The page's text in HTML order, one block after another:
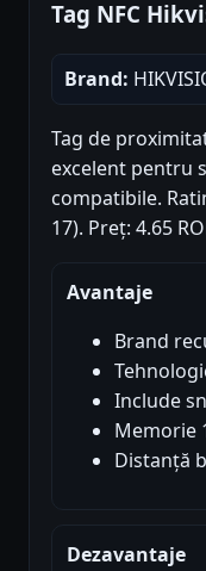
Tag NFC
Brand:
Tag de
excelent pentru
compatibile.
17). Preț: 4.65
Avantaje
Brand
Include
Memorie
Distanță
Dezavantaje